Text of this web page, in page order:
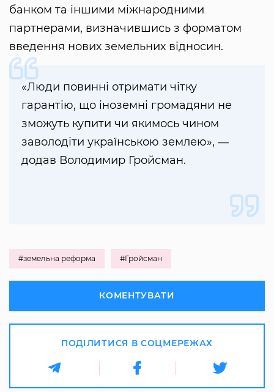
банком та іншими міжнародними
партнерами, визначившись з форматом
введення нових земельних відносин.
«Люди повинні отримати чітку
гарантію, що іноземні громадяни не
зможуть купити чи якимось чином
заволодіти українською землею», ―
додав Володимир Гройсман.
#земельна реформа #Гройсман
КОМЕНТУВАТИ
ПОДІЛИТИСЯ В СОЦМЕРЕЖАХ